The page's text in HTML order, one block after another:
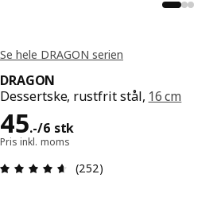
Se hele DRAGON serien
DRAGON
Dessertske, rustfrit stål, 16 cm
45.-/6 stk
Pris 45.-/6 stk
Pris inkl. moms
Anmeldelse: 4.6 Ud af 5
(252)